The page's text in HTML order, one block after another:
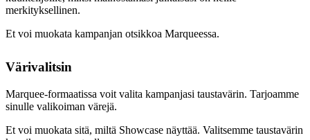
merkityksellinen.
Et voi muokata kampanjan otsikkoa Marqueessa.
Värivalitsin
Marquee-formaatissa voit valita kampanjasi taustavärin. Tarjoamme
sinulle valikoiman värejä.
Et voi muokata sitä, miltä Showcase näyttää. Valitsemme taustavärin